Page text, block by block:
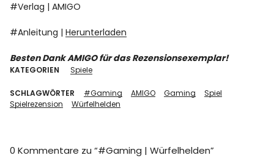
#Verlag | AMIGO
#Anleitung |Herunterladen
Besten Dank AMIGO für das Rezensionsexemplar!
KATEGORIEN Spiele
SCHLAGWÖRTER #Gaming AMIGO Gaming
Spiel
Spielrezension
Würfelhelden
0 Kommentare zu “#Gaming | Würfelhelden”